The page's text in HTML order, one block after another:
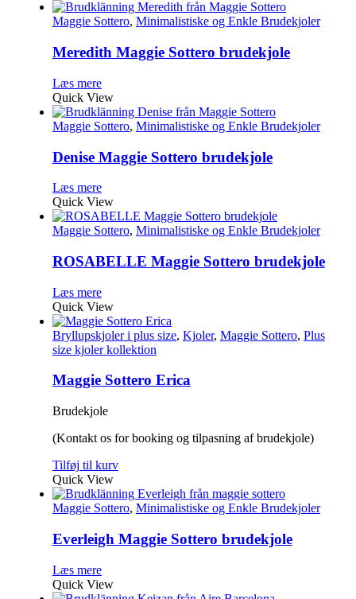
Maggie Sottero, Minimalistiske og Enkle Brudekjoler
Meredith Maggie Sottero brudekjole
Læs mere
Quick View
Maggie Sottero, Minimalistiske og Enkle Brudekjoler
Denise Maggie Sottero brudekjole
Læs mere
Quick View
Maggie Sottero, Minimalistiske og Enkle Brudekjoler
ROSABELLE Maggie Sottero brudekjole
Læs mere
Quick View
Bryllupskjoler i plus size, Kjoler, Maggie Sottero, Plus
size kjoler kollektion
Maggie Sottero Erica
Brudekjole
(Kontakt os for booking og tilpasning af brudekjole)
Tilføj til kurv
Quick View
Maggie Sottero, Minimalistiske og Enkle Brudekjoler
Everleigh Maggie Sottero brudekjole
Læs mere
Quick View